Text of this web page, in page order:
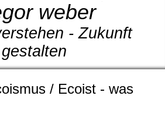
weber
- Zukunft
gestalten
/ Ecoist - was